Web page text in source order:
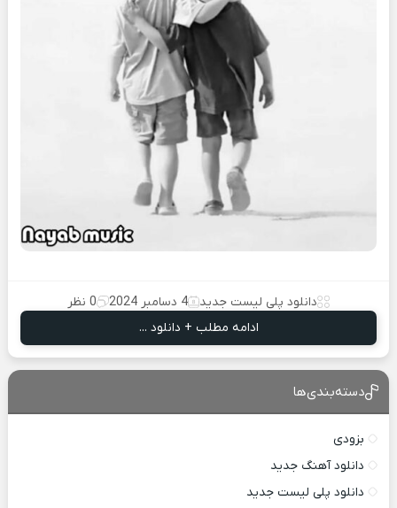
دانلود پلی لیست جدید 4 دسامبر 2024
0 نظر
ادامه مطلب + دانلود ...
دسته‌بندی‌ها
بزودی
دانلود آهنگ جدید
دانلود پلی لیست جدید